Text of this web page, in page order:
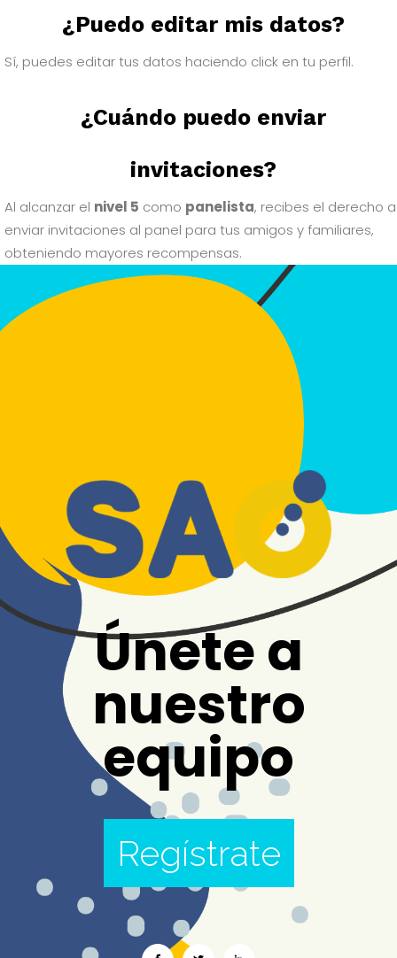
¿Puedo editar mis datos?
Sí, puedes editar tus datos haciendo click en tu perfil.
¿Cuándo puedo enviar
invitaciones?
Al alcanzar el nivel 5 como panelista, recibes el derecho a
enviar invitaciones al panel para tus amigos y familiares,
obteniendo mayores recompensas.
Únete a
nuestro
equipo
Regístrate